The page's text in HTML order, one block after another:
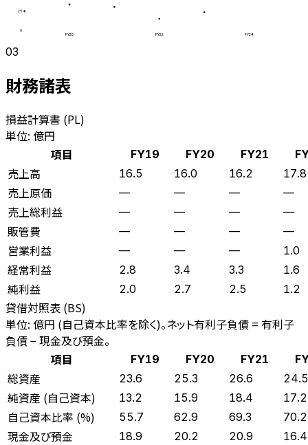
0
25
FY20 FY22 FY24
03
財務諸表
損益計算書 (PL)
単位: 億円
項目
FY19 FY20 FY21
売上高 16.5 16.0 16.2 17.8
売上原価 — — — —
売上総利益 — — — —
販管費 — — — —
営業利益 — — — 1.0
経常利益 2.8 3.4 3.3 1.6
純利益 2.0 2.7 2.5 1.2
貸借対照表 (BS)
単位: 億円 (自己資本比率を除く)。ネット有利子負債 = 有利子
負債 − 現金及び預金。
項目
FY19 FY20 FY21
総資産 23.6 25.3 26.6 24.5
純資産 (自己資本) 13.2 15.9 18.4 17.2
自己資本比率 (%) 55.7 62.9 69.3 70.2
現金及び預金 18.9 20.2 20.9 16.4